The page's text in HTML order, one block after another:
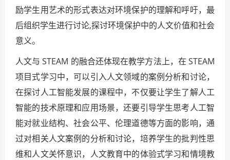
励学生用艺术的形式表达对环境保护的理解和呼吁，最
后组织学生进行讨论,探讨环境保护中的人文价值和社会
意义。
人文与 STEAM 的融合还体现在教学方法上，在 STEAM
项目式学习中，可以引入人文领域的案例分析和讨论，
在探讨人工智能发展的课程中，不仅要让学生了解人工
智能的技术原理和应用场景，还要引导学生思考人工智
能对就业结构、社会公平、伦理道德等方面的影响，通
过对相关人文案例的分析和讨论，培养学生的批判性思
维和人文关怀意识，人文教育中的体验式学习和情境教